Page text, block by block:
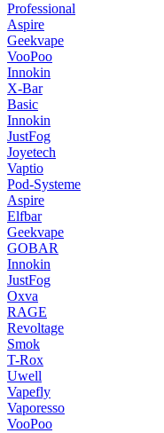
Professional
Aspire
Geekvape
VooPoo
Innokin
X-Bar
Basic
Innokin
JustFog
Joyetech
Vaptio
Pod-Systeme
Aspire
Elfbar
Geekvape
GOBAR
Innokin
JustFog
Oxva
RAGE
Revoltage
Smok
T-Rox
Uwell
Vapefly
Vaporesso
VooPoo